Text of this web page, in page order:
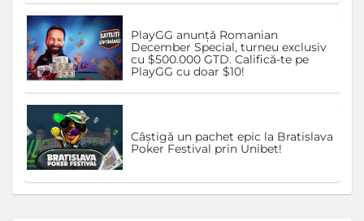
PlayGG anunță Romanian
December Special, turneu exclusiv
cu $500.000 GTD. Califică-te pe
PlayGG cu doar $10!
Câștigă un pachet epic la Bratislava
Poker Festival prin Unibet!